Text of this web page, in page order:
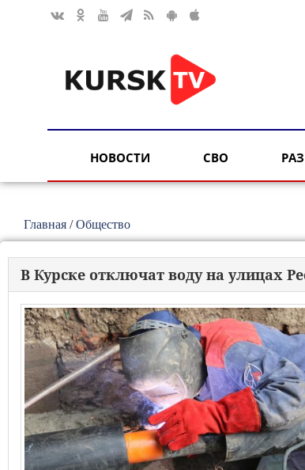
НОВОСТИ СВО
Главная /Общество
В Курске отключат воду на улицах